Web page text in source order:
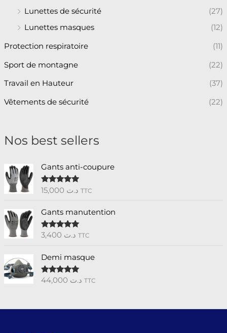
Lunettes de sécurité
(27)
Lunettes masques
(12)
Protection respiratoire (11)
Sport de montagne (22)
Travail en Hauteur (37)
Vêtements de sécurité (22)
Nos best sellers
Gants anti-coupure
Note5.00د.ت TTC
Gants manutention
Note5.00د.ت TTC
Demi masque
Note5.00د.ت TTC